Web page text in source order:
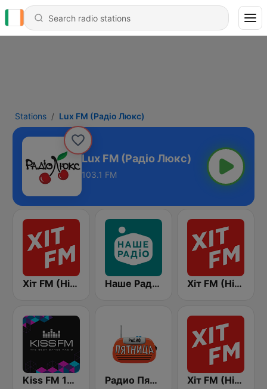
Stations Lux FM (Pадіо Люкс)
Lux FM (Pадіо Люкс)
103.1 FM
Хіт FM (Hit FM) Наше Радио (Nashe Radio) 107.9 Хіт FM (Hit FM) - Top
Kiss FM 106.5 (Кисc ФМ) Радио Пятница (Pyatnica) Хіт FM (Hit FM) - Best